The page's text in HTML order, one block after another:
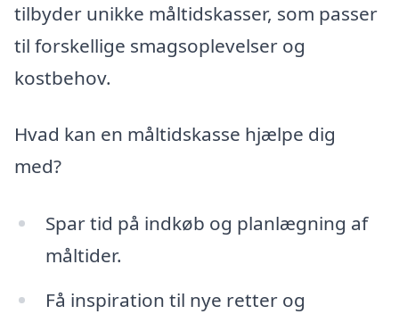
tilbyder unikke måltidskasser, som passer
til forskellige smagsoplevelser og
kostbehov.
Hvad kan en måltidskasse hjælpe dig
med?
Spar tid på indkøb og planlægning af
måltider.
Få inspiration til nye retter og